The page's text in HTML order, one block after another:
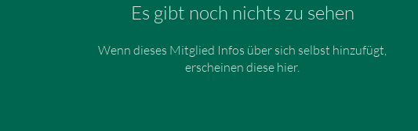
Es gibt noch nichts zu sehen
Wenn dieses Mitglied Infos über sich selbst hinzufügt,
erscheinen diese hier.